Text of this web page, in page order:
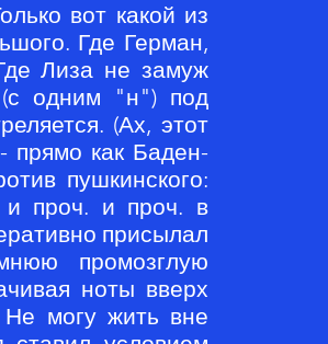
вот какой из
Где Герман,
Лиза не замуж
(с одним "н") под
(Ах, этот
прямо как Баден-
пушкинского:
и проч. и проч. в
присылал
промозглую
ноты вверх
могу жить вне